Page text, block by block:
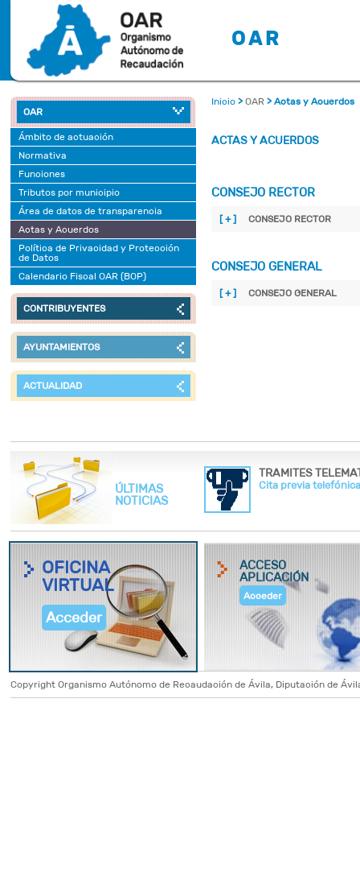
OAR
OAR
Ámbito de actuación
Normativa
Funciones
Tributos por municipio
Área de datos de transparencia
Actas y Acuerdos
Política de Privacidad y Protección
de Datos
Calendario Fiscal OAR (BOP)
CONTRIBUYENTES
AYUNTAMIENTOS
ACTUALIDAD
Inicio> OAR > Actas y Acuerdos
ACTAS Y ACUERDOS
CONSEJO RECTOR
[ + ] CONSEJO RECTOR
CONSEJO GENERAL
[ + ] CONSEJO GENERAL
ÚLTIMAS
NOTICIAS
Cita previa
OFICINA
VIRTUAL
Acceder
ACCESO
APLICACIÓN
Acceder
Copyright Organismo Autónomo de Recaudación de Ávila, Diputación de